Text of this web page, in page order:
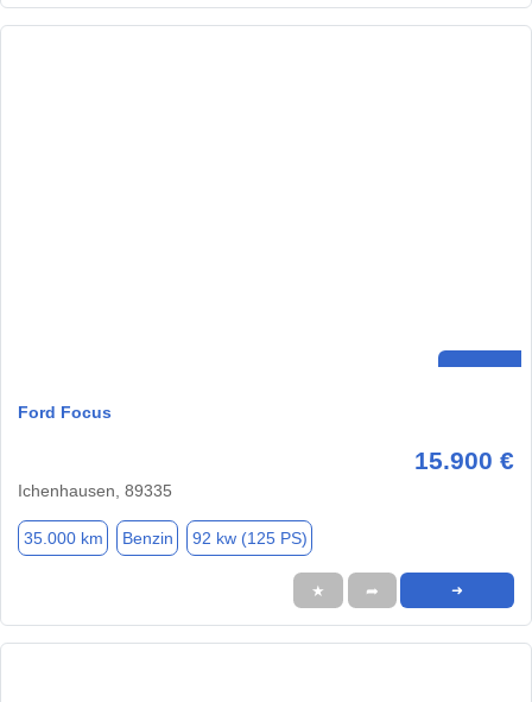
Ford Focus
15.900 €
Ichenhausen, 89335
35.000 km Benzin 92 kw (125 PS)
★ ➦ ➜